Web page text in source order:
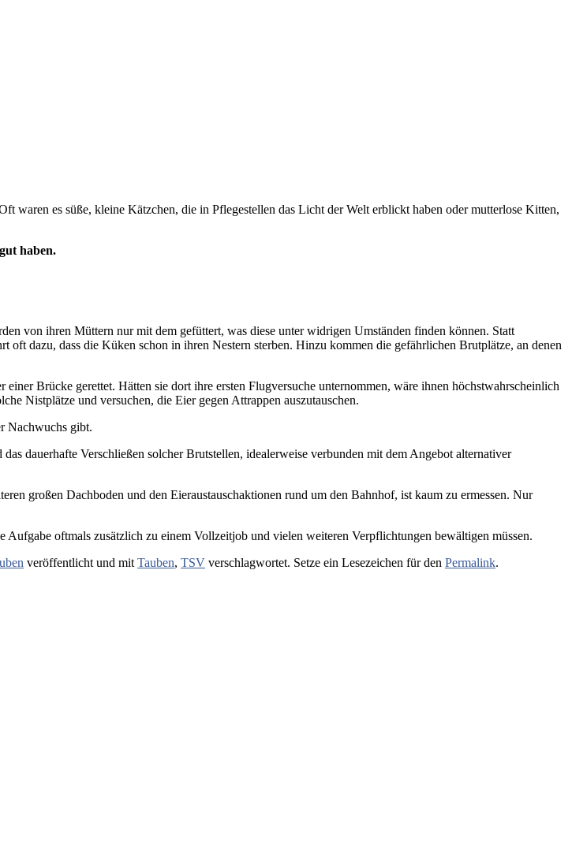
waren es süße, kleine Kätzchen, die in Pflegestellen das Licht der Welt erblickt haben oder mutterlose Kitten,
haben.
von ihren Müttern nur mit dem gefüttert, was diese unter widrigen Umständen finden können. Statt
dazu, dass die Küken schon in ihren Nestern sterben. Hinzu kommen die gefährlichen Brutplätze, an denen
Brücke gerettet. Hätten sie dort ihre ersten Flugversuche unternommen, wäre ihnen höchstwahrscheinlich
Nistplätze und versuchen, die Eier gegen Attrappen auszutauschen.
Nachwuchs gibt.
dauerhafte Verschließen solcher Brutstellen, idealerweise verbunden mit dem Angebot alternativer
großen Dachboden und den Eieraustauschaktionen rund um den Bahnhof, ist kaum zu ermessen. Nur
oftmals zusätzlich zu einem Vollzeitjob und vielen weiteren Verpflichtungen bewältigen müssen.
veröffentlicht und mit Tauben, TSV verschlagwortet. Setze ein Lesezeichen für den Permalink.